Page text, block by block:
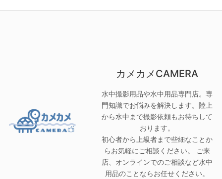
カメカメCAMERA
水中撮影用品や水中用品専門店。専
門知識でお悩みを解決します。陸上
から水中まで撮影依頼もお待ちして
おります。
初心者から上級者まで些細なことか
らお気軽にご相談ください。 ご来
店、オンラインでのご相談など水中
用品のことならお任せください。